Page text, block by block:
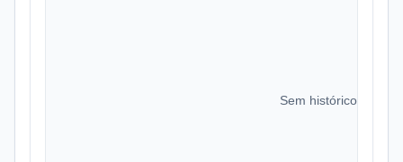
Sem histórico de